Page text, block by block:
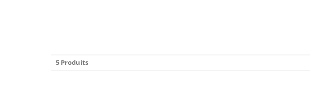
5 Produits